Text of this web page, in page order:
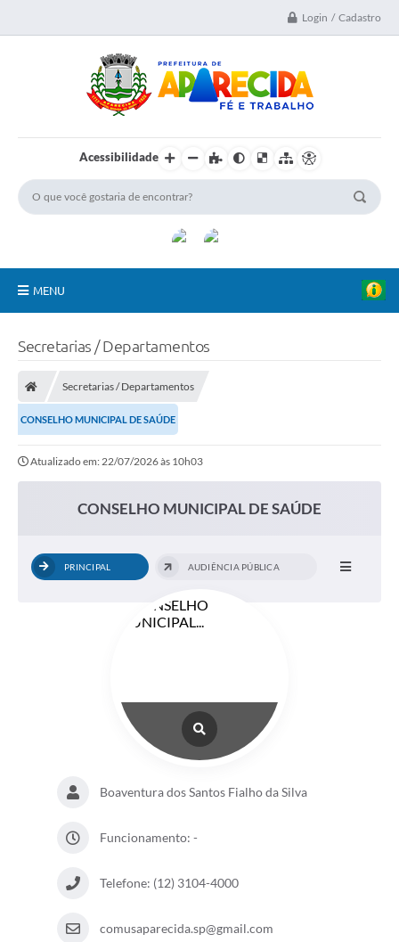
Login / Cadastro
Acessibilidade
MENU
Transparência
Turismo
Serviços Online
Plano Municipal de Saúde
ISS Online (Gerar Senha de Acesso / Acesso ao Sistema)
Galeria de Fotos
Carta de Serviços
Arquivos para Download
Secretarias / Departamentos
Secretarias / Departamentos
CONSELHO MUNICIPAL DE SAÚDE
Atualizado em: 22/07/2026 às 10h03
CONSELHO MUNICIPAL DE SAÚDE
PRINCIPAL AUDIÊNCIA PÚBLICA
Boaventura dos Santos Fialho da Silva
Funcionamento: -
Telefone: (12) 3104-4000
comusaparecida.sp@gmail.com